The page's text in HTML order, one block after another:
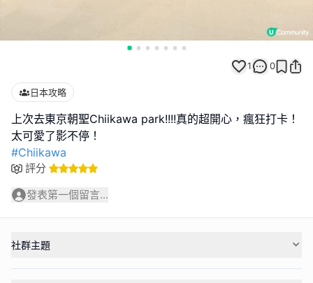
1 0
日本攻略
上次去東京朝聖Chiikawa park!!!!真的超開心，瘋狂打卡！
#Chiikawa
評分
發表第一個留言...
社群主題